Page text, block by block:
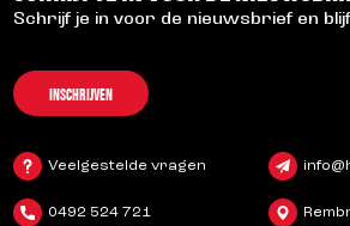
Schrijf je in voor de nieuwsbrief en
INSCHRIJVEN
Veelgestelde vragen
0492 524 721